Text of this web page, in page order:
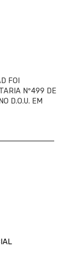
FOI
Nº499 DE
D.O.U. EM